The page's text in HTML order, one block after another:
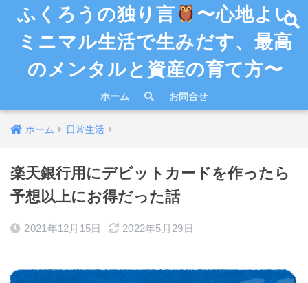
ふくろうの独り言
〜心地よい
ミニマル生活で生みだす、最高
のメンタルと資産の育て方〜
ホーム お問合せ
ホーム 日常生活
楽天銀行用にデビットカードを作ったら
予想以上にお得だった話
2021年12月15日 2022年5月29日